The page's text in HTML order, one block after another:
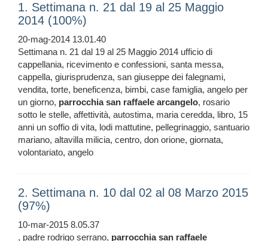
1. Settimana n. 21 dal 19 al 25 Maggio
2014 (100%)
20-mag-2014 13.01.40
Settimana n. 21 dal 19 al 25 Maggio 2014 ufficio di
cappellania, ricevimento e confessioni, santa messa,
cappella, giurisprudenza, san giuseppe dei falegnami,
vendita, torte, beneficenza, bimbi, case famiglia, angelo per
un giorno, parrocchia san raffaele arcangelo, rosario
sotto le stelle, affettività, autostima, maria ceredda, libro, 15
anni un soffio di vita, lodi mattutine, pellegrinaggio, santuario
mariano, altavilla milicia, centro, don orione, giornata,
volontariato, angelo
2. Settimana n. 10 dal 02 al 08 Marzo 2015
(97%)
10-mar-2015 8.05.37
, padre rodrigo serrano, parrocchia san raffaele